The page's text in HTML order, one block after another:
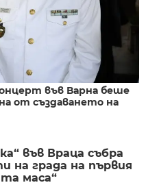
във Варна беше
от създаването на
във Враца събра
на града на първия
маса“